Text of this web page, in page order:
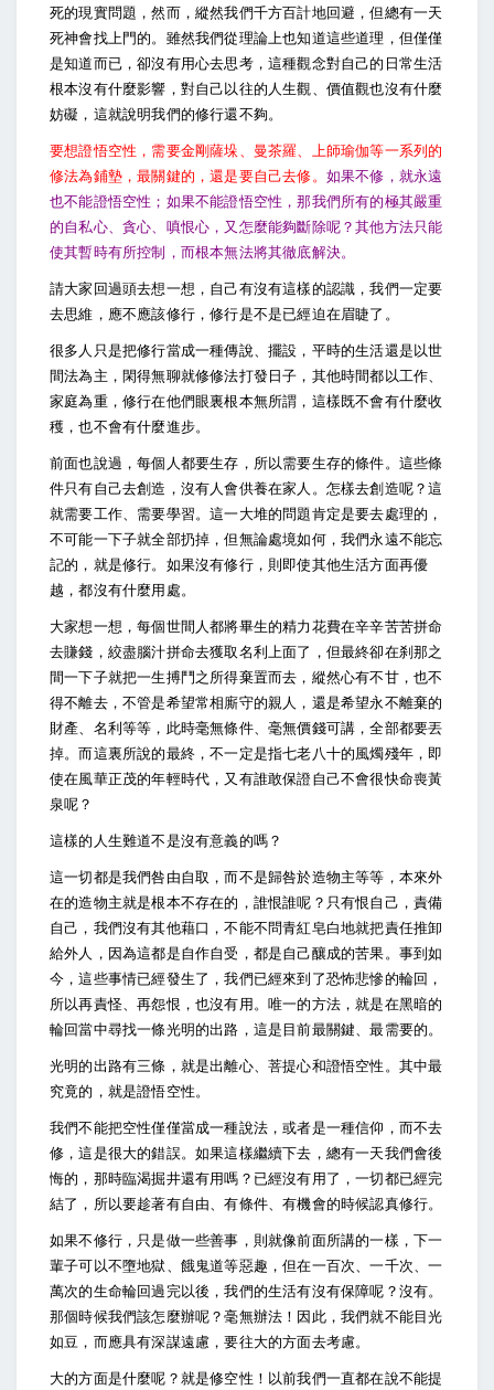
死的現實問題，然而，縱然我們千方百計地回避，但總有一天
死神會找上門的。雖然我們從理論上也知道這些道理，但僅僅
是知道而已，卻沒有用心去思考，這種觀念對自己的日常生活
根本沒有什麼影響，對自己以往的人生觀、價值觀也沒有什麼
妨礙，這就說明我們的修行還不夠。
要想證悟空性，需要金剛薩垛、曼茶羅、上師瑜伽等一系列的
修法為鋪墊，最關鍵的，還是要自己去修。 如果不修，就永遠
也不能證悟空性；如果不能證悟空性，那我們所有的極其嚴重
的自私心、貪心、嗔恨心，又怎麼能夠斷除呢？其他方法只能
使其暫時有所控制，而根本無法將其徹底解決。
請大家回過頭去想一想，自己有沒有這樣的認識，我們一定要
去思維，應不應該修行，修行是不是已經迫在眉睫了。
很多人只是把修行當成一種傳說、擺設，平時的生活還是以世
間法為主，閑得無聊就修修法打發日子，其他時間都以工作、
家庭為重，修行在他們眼裏根本無所謂，這樣既不會有什麼收
穫，也不會有什麼進步。
前面也說過，每個人都要生存，所以需要生存的條件。這些條
件只有自己去創造，沒有人會供養在家人。怎樣去創造呢？這
就需要工作、需要學習。這一大堆的問題肯定是要去處理的，
不可能一下子就全部扔掉，但無論處境如何，我們永遠不能忘
記的，就是修行。如果沒有修行，則即使其他生活方面再優
越，都沒有什麼用處。
大家想一想，每個世間人都將畢生的精力花費在辛辛苦苦拼命
去賺錢，絞盡腦汁拼命去獲取名利上面了，但最終卻在刹那之
間一下子就把一生搏鬥之所得棄置而去，縱然心有不甘，也不
得不離去，不管是希望常相廝守的親人，還是希望永不離棄的
財產、名利等等，此時毫無條件、毫無價錢可講，全部都要丟
掉。而這裏所說的最終，不一定是指七老八十的風燭殘年，即
使在風華正茂的年輕時代，又有誰敢保證自己不會很快命喪黃
泉呢？
這樣的人生難道不是沒有意義的嗎？
這一切都是我們咎由自取，而不是歸咎於造物主等等，本來外
在的造物主就是根本不存在的，誰恨誰呢？只有恨自己，責備
自己，我們沒有其他藉口，不能不問青紅皂白地就把責任推卸
給外人，因為這都是自作自受，都是自己釀成的苦果。事到如
今，這些事情已經發生了，我們已經來到了恐怖悲慘的輪回，
所以再責怪、再怨恨，也沒有用。唯一的方法，就是在黑暗的
輪回當中尋找一條光明的出路，這是目前最關鍵、最需要的。
光明的出路有三條，就是出離心、菩提心和證悟空性。其中最
究竟的，就是證悟空性。
我們不能把空性僅僅當成一種說法，或者是一種信仰，而不去
修，這是很大的錯誤。如果這樣繼續下去，總有一天我們會後
悔的，那時臨渴掘井還有用嗎？已經沒有用了，一切都已經完
結了，所以要趁著有自由、有條件、有機會的時候認真修行。
如果不修行，只是做一些善事，則就像前面所講的一樣，下一
輩子可以不墮地獄、餓鬼道等惡趣，但在一百次、一千次、一
萬次的生命輪回過完以後，我們的生活有沒有保障呢？沒有。
那個時候我們該怎麼辦呢？毫無辦法！因此，我們就不能目光
如豆，而應具有深謀遠慮，要往大的方面去考慮。
大的方面是什麼呢？就是修空性！以前我們一直都在說不能提